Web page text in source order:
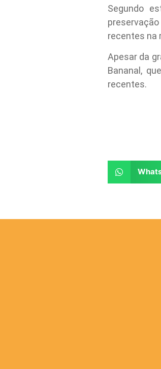
Segundo
recentes na
Apesar da
Bananal,
recentes.